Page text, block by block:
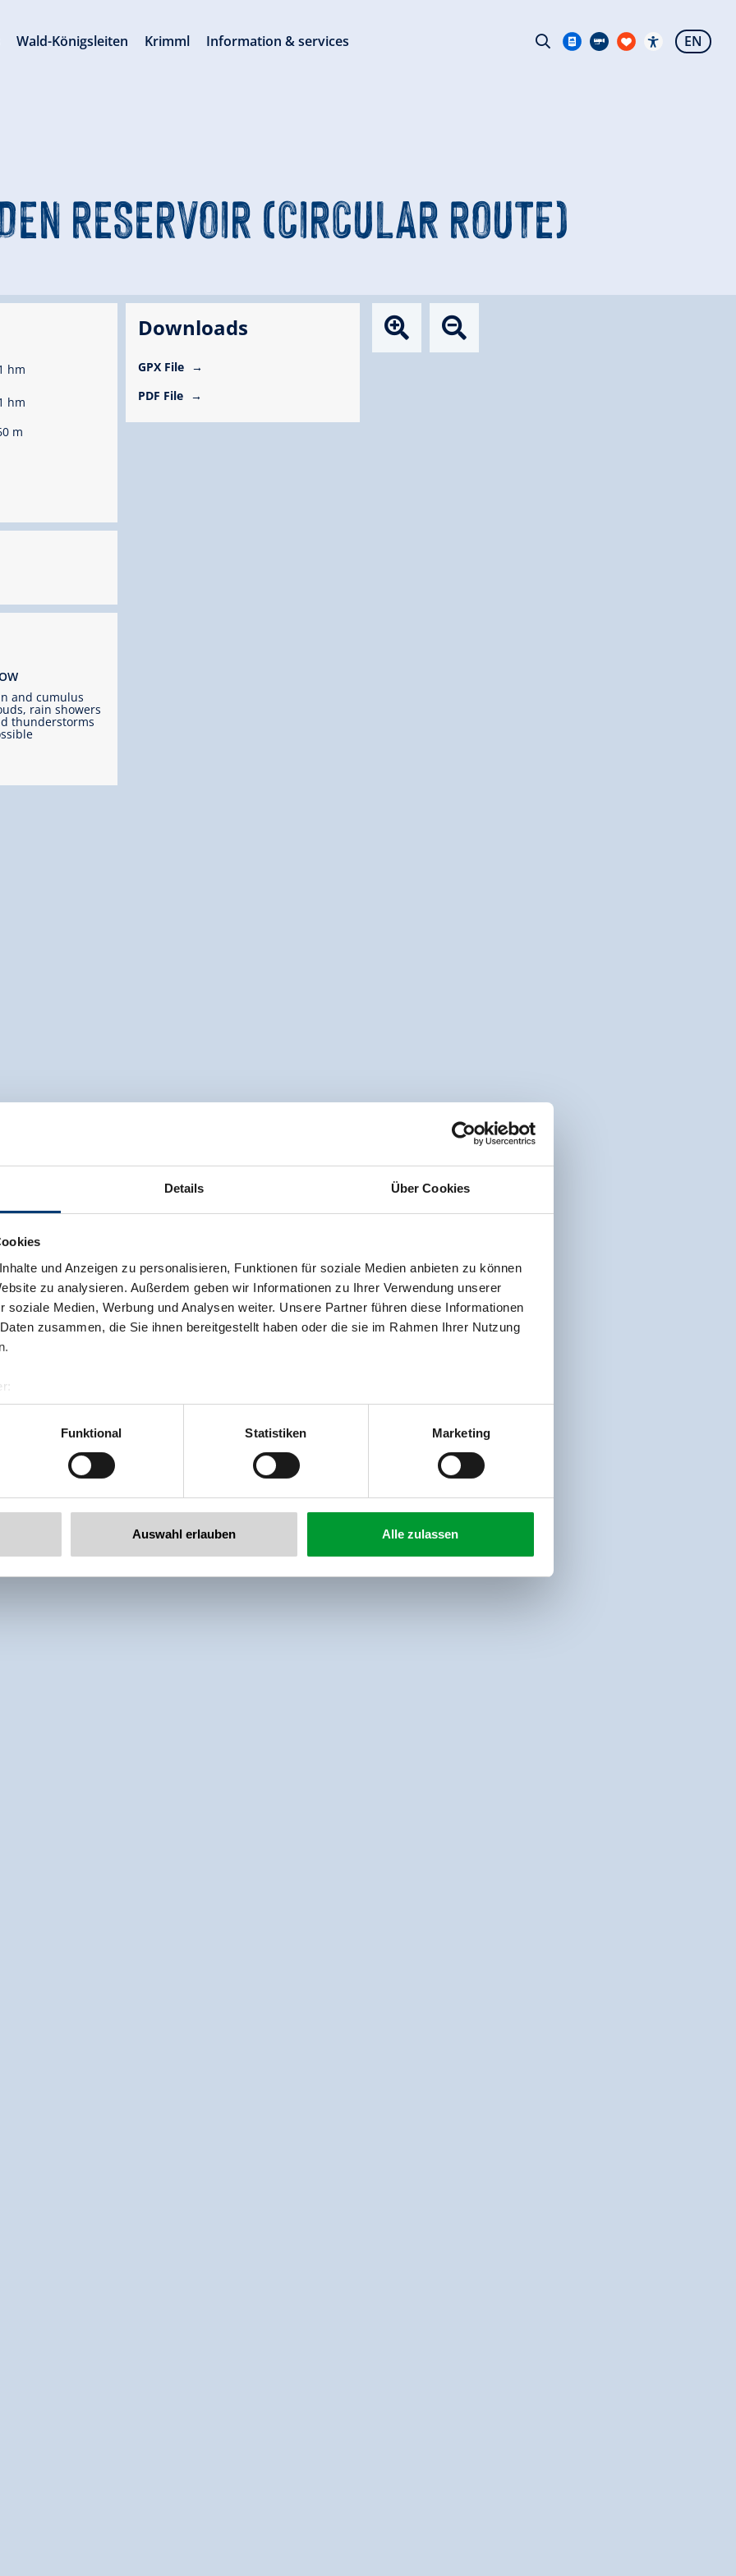
Details Über Cookies
und Anzeigen zu personalisieren, Funktionen für soziale Medien anbieten zu können
zu analysieren. Außerdem geben wir Informationen zu Ihrer Verwendung unserer
soziale Medien, Werbung und Analysen weiter. Unsere Partner führen diese Informationen
zusammen, die Sie ihnen bereitgestellt haben oder die sie im Rahmen Ihrer Nutzung
& Co KG
Funktional Statistiken Marketing
Auswahl erlauben Alle zulassen
RESERVOIR (CIRCULAR ROUTE)
hm
hm
m
and cumulus
rain showers
thunderstorms
Downloads
GPX File
PDF File
Wald-Königsleiten Krimml Information & services EN